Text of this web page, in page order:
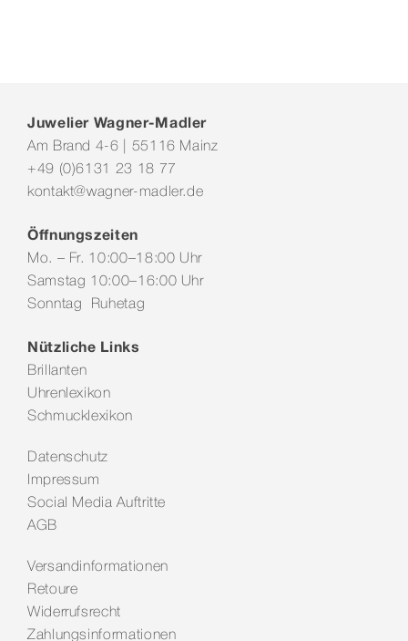
Juwelier Wagner-Madler
Am Brand 4-6 | 55116 Mainz
+49 (0)6131 23 18 77
kontakt@wagner-madler.de
Öffnungszeiten
Mo. – Fr. 10:00–18:00 Uhr
Samstag 10:00–16:00 Uhr
Sonntag Ruhetag
Nützliche Links
Brillanten
Uhrenlexikon
Schmucklexikon
Datenschutz
Impressum
Social Media Auftritte
AGB
Versandinformationen
Retoure
Widerrufsrecht
Zahlungsinformationen